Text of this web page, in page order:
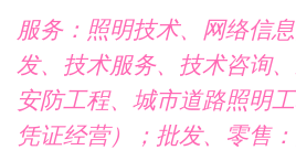
服务：照明技术、网络信
发、技术服务、技术咨询
安防工程、城市道路照明
凭证经营）；批发、零售